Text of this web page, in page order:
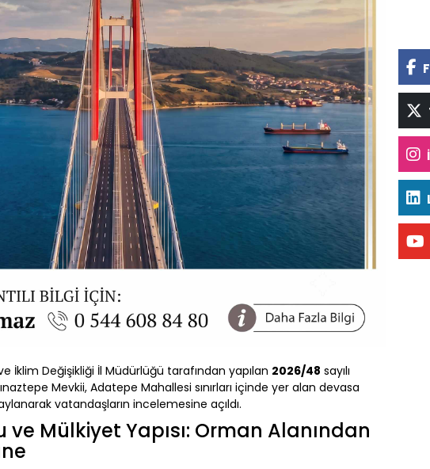
İklim Değişikliği İl Müdürlüğü tarafından yapılan 2026/48 sayılı
Mevkii, Adatepe Mahallesi sınırları içinde yer alan devasa
vatandaşların incelemesine açıldı.
ve Mülkiyet Yapısı: Orman Alanından